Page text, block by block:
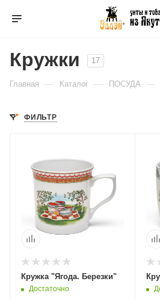
Кружки 17
Главная — Каталог — ПОСУДА —
ФИЛЬТР
Кружка "Ягода. Березки"
Достаточно